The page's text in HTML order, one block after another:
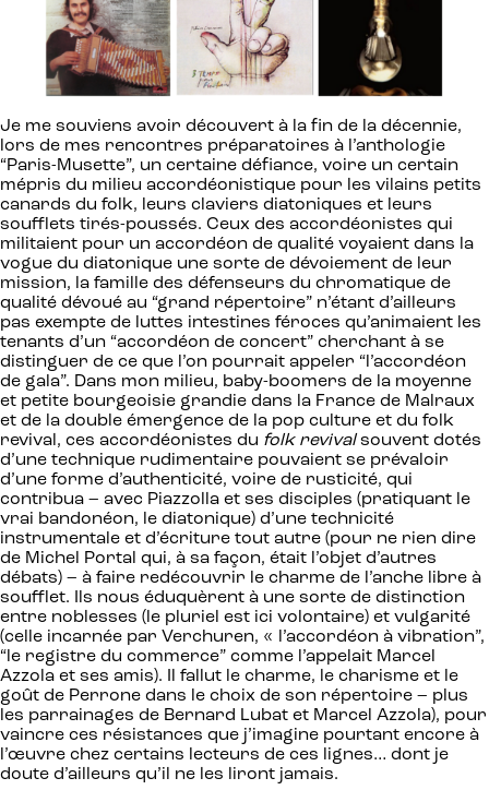
Je me souviens avoir découvert à la fin de la décennie,
lors de mes rencontres préparatoires à l’anthologie
“Paris-Musette”, un certaine défiance, voire un certain
mépris du milieu accordéonistique pour les vilains petits
canards du folk, leurs claviers diatoniques et leurs
soufflets tirés-poussés. Ceux des accordéonistes qui
militaient pour un accordéon de qualité voyaient dans la
vogue du diatonique une sorte de dévoiement de leur
mission, la famille des défenseurs du chromatique de
qualité dévoué au “grand répertoire” n’étant d’ailleurs
pas exempte de luttes intestines féroces qu’animaient les
tenants d’un “accordéon de concert” cherchant à se
distinguer de ce que l’on pourrait appeler “l’accordéon
de gala”. Dans mon milieu, baby-boomers de la moyenne
et petite bourgeoisie grandie dans la France de Malraux
et de la double émergence de la pop culture et du folk
revival, ces accordéonistes du folk revivalsouvent dotés
d’une technique rudimentaire pouvaient se prévaloir
d’une forme d’authenticité, voire de rusticité, qui
contribua – avec Piazzolla et ses disciples (pratiquant le
vrai bandonéon, le diatonique) d’une technicité
instrumentale et d’écriture tout autre (pour ne rien dire
de Michel Portal qui, à sa façon, était l’objet d’autres
débats) – à faire redécouvrir le charme de l’anche libre à
soufflet. Ils nous éduquèrent à une sorte de distinction
entre noblesses (le pluriel est ici volontaire) et vulgarité
(celle incarnée par Verchuren, « l’accordéon à vibration”,
“le registre du commerce” comme l’appelait Marcel
Azzola et ses amis). Il fallut le charme, le charisme et le
goût de Perrone dans le choix de son répertoire – plus
les parrainages de Bernard Lubat et Marcel Azzola), pour
vaincre ces résistances que j’imagine pourtant encore à
l’œuvre chez certains lecteurs de ces lignes… dont je
doute d’ailleurs qu’il ne les liront jamais.